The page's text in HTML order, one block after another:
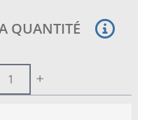
QUANTITÉ